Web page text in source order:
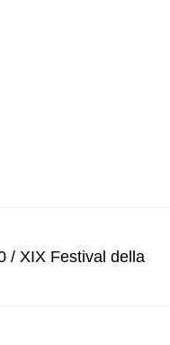
/ XIX Festival della